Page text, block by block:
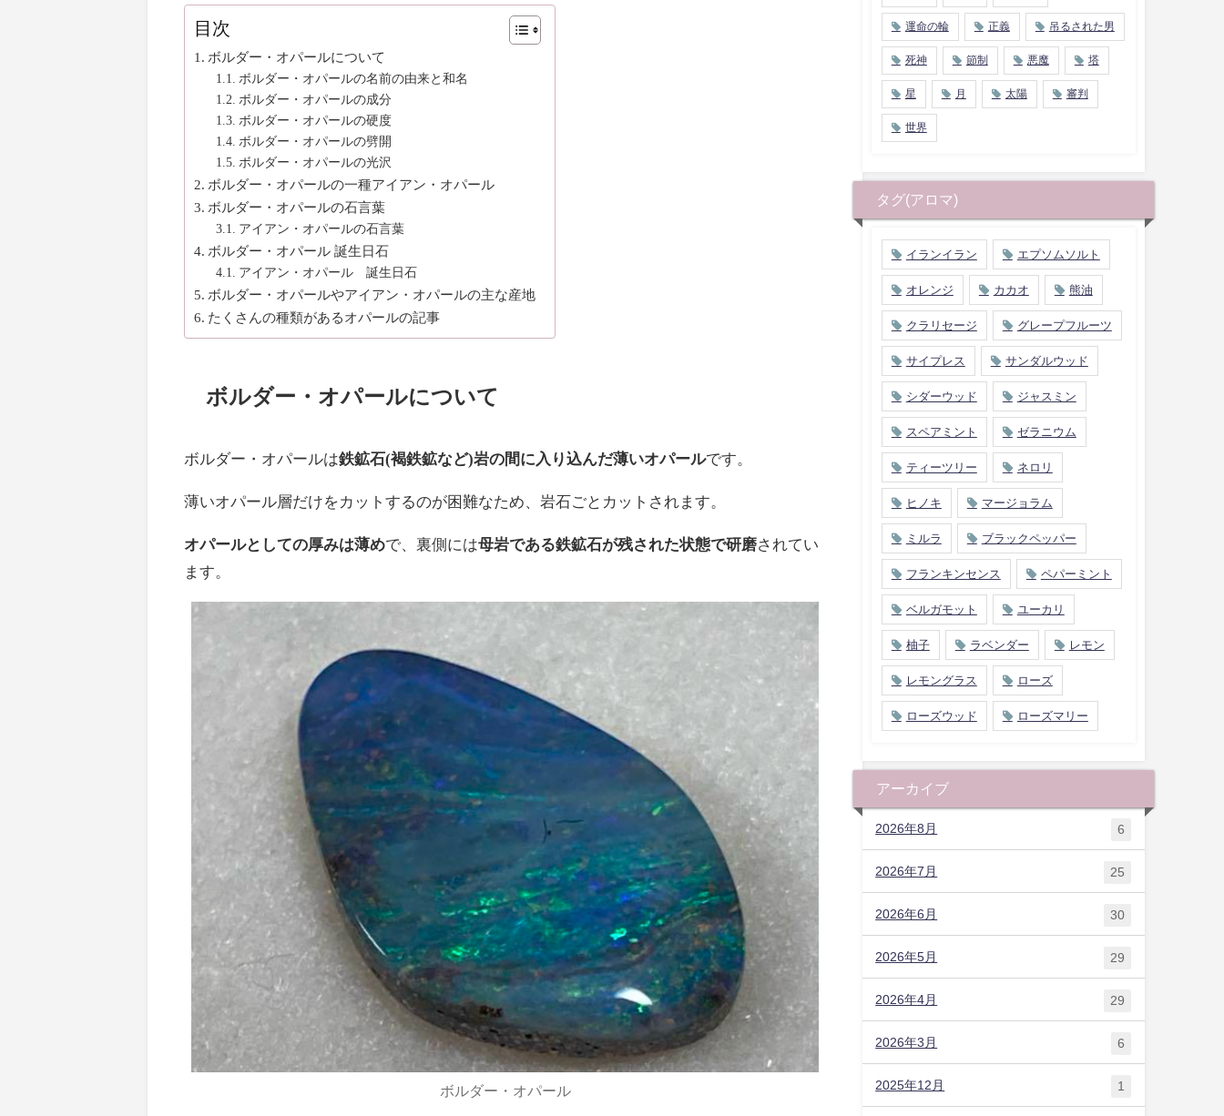
目次
ボルダー・オパールについて
ボルダー・オパールの名前の由来と和名
ボルダー・オパールの成分
ボルダー・オパールの硬度
ボルダー・オパールの劈開
ボルダー・オパールの光沢
ボルダー・オパールの一種アイアン・オパール
ボルダー・オパールの石言葉
アイアン・オパールの石言葉
ボルダー・オパール 誕生日石
アイアン・オパール 誕生日石
ボルダー・オパールやアイアン・オパールの主な産地
たくさんの種類があるオパールの記事
ボルダー・オパールについて
ボルダー・オパールは鉄鉱石(褐鉄鉱など)岩の間に入り込んだ薄いオパールです。
薄いオパール層だけをカットするのが困難なため、岩石ごとカットされます。
オパールとしての厚みは薄めで、裏側には母岩である鉄鉱石が残された状態で研磨されてい
ます。
ボルダー・オパール
運命の輪 正義 吊るされた男
死神 節制 悪魔 塔
星 月 太陽 審判
世界
タグ(アロマ)
イランイラン エプソムソルト
オレンジ カカオ 熊油
クラリセージ グレープフルーツ
サイプレス サンダルウッド
シダーウッド ジャスミン
スペアミント ゼラニウム
ティーツリー ネロリ
ヒノキ マージョラム
ミルラ ブラックペッパー
フランキンセンス ペパーミント
ベルガモット ユーカリ
柚子 ラベンダー レモン
レモングラス ローズ
ローズウッド ローズマリー
アーカイブ
2026年8月 6
2026年7月 25
2026年6月 30
2026年5月 29
2026年4月 29
2026年3月 6
2025年12月 1